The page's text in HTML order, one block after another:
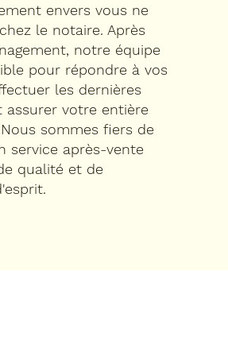
envers vous ne
le notaire. Après
notre équipe
pour répondre à vos
les dernières
assurer votre entière
sommes fiers de
service après-vente
qualité et de